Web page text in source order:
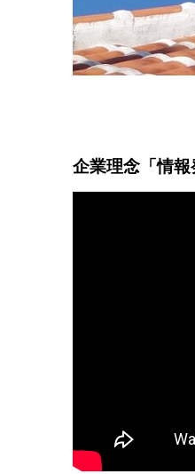
企業理念「情報